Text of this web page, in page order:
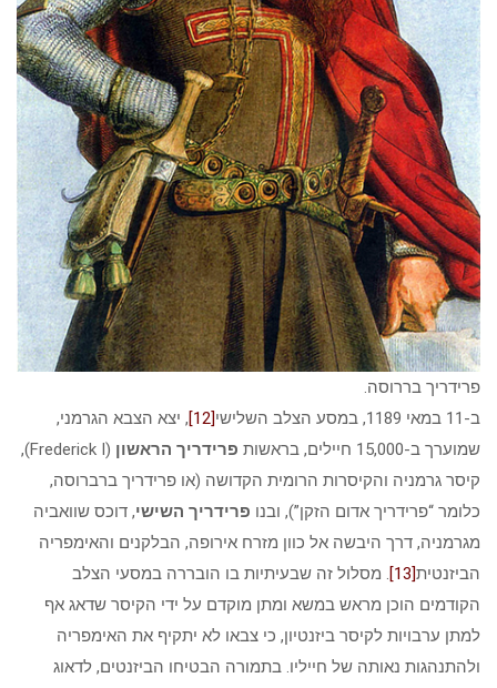
פרידריך בררוסה.
ב-11 במאי 1189, במסע הצלב השלישי
[12]
, יצא הצבא הגרמני,
שמוערך ב-15,000 חיילים, בראשות
פרידריך הראשון
(Frederick I),
קיסר גרמניה והקיסרות הרומית הקדושה (או פרידריך ברברוסה,
כלומר “פרידריך אדום הזקן”), ובנו פרידריך השישי, דוכס שוואביה
מגרמניה, דרך היבשה אל כוון מזרח אירופה, הבלקנים והאימפריה
הביזנטית[13]
. מסלול זה שבעיתיות בו הובררה במסעי הצלב
הקודמים הוכן מראש במשא ומתן מוקדם על ידי הקיסר שדאג אף
למתן ערבויות לקיסר ביזנטיון, כי צבאו לא יתקיף את האימפריה
ולהתנהגות נאותה של חייליו. בתמורה הבטיחו הביזנטים, לדאוג